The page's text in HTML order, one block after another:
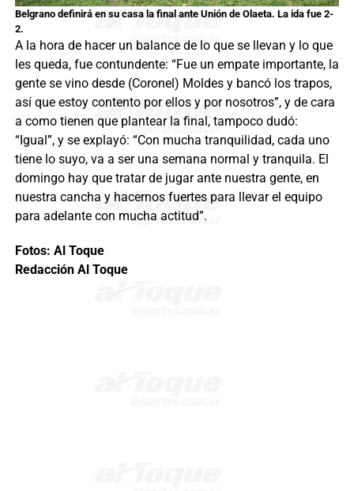
Belgrano definirá en su casa la final ante Unión de Olaeta. La ida fue 2-
2.
A la hora de hacer un balance de lo que se llevan y lo que
les queda, fue contundente: “Fue un empate importante, la
gente se vino desde (Coronel) Moldes y bancó los trapos,
así que estoy contento por ellos y por nosotros”, y de cara
a como tienen que plantear la final, tampoco dudó:
“Igual”, y se explayó: “Con mucha tranquilidad, cada uno
tiene lo suyo, va a ser una semana normal y tranquila. El
domingo hay que tratar de jugar ante nuestra gente, en
nuestra cancha y hacernos fuertes para llevar el equipo
para adelante con mucha actitud”.
Fotos: Al Toque
Redacción Al Toque